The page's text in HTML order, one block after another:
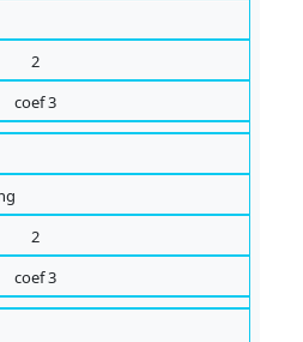
2
coef 3
2
coef 3